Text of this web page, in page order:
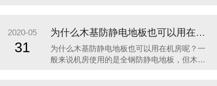
被市场知晓，但与国外医院比较，国内医院中
防静地板所占的份额并不高。恰逢近年国内医
院改扩建热潮，医院只要深化了解防静电地板
的功能才华
2020-05
31
为什么木基防静电地板也可以用在机房呢？
为什么木基防静电地板也可以用在机房呢？一
般来说机房使用的是全钢防静电地板，但木基